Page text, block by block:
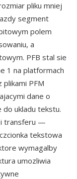
pliku mniej
segment
polem
a
PFB stal sie
1 na platformach
plikami PFM
dane o
ukladu tekstu.
i transferu —
tekstowa
wymagalby
umozliwia